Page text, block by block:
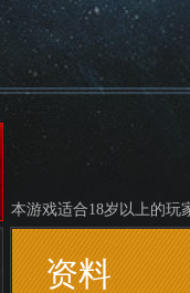
本游戏适合18岁以上的玩
资料